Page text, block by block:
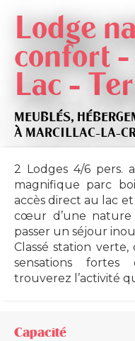
Lodge
confort -
Lac -
MEUBLÉS,
À MARCILLAC-LA-
2 Lodges 4/6 pers.
magnifique parc
accès direct au lac
cœur d’une nature
passer un séjour
Classé station
sensations
trouverez l’activité
Capacité